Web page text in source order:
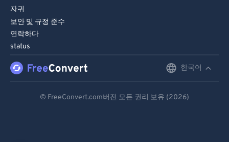
자귀
보안 및 규정 준수
연락하다
status
한국어
© FreeConvert.com버전 모든 권리 보유 (2026)